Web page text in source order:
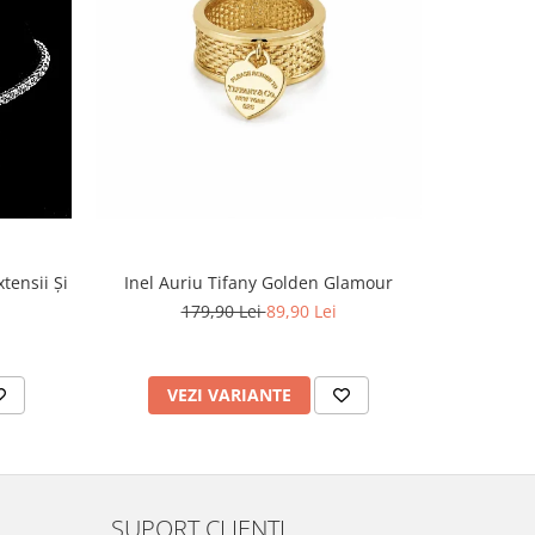
Și
Inel Auriu Tifany Golden Glamour
179,90 Lei89,90 Lei
VEZI VARIANTE
SUPORT CLIENTI